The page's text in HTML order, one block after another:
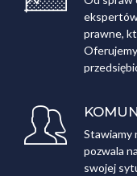
prawne,
Stawiamy
pozwala
swojej